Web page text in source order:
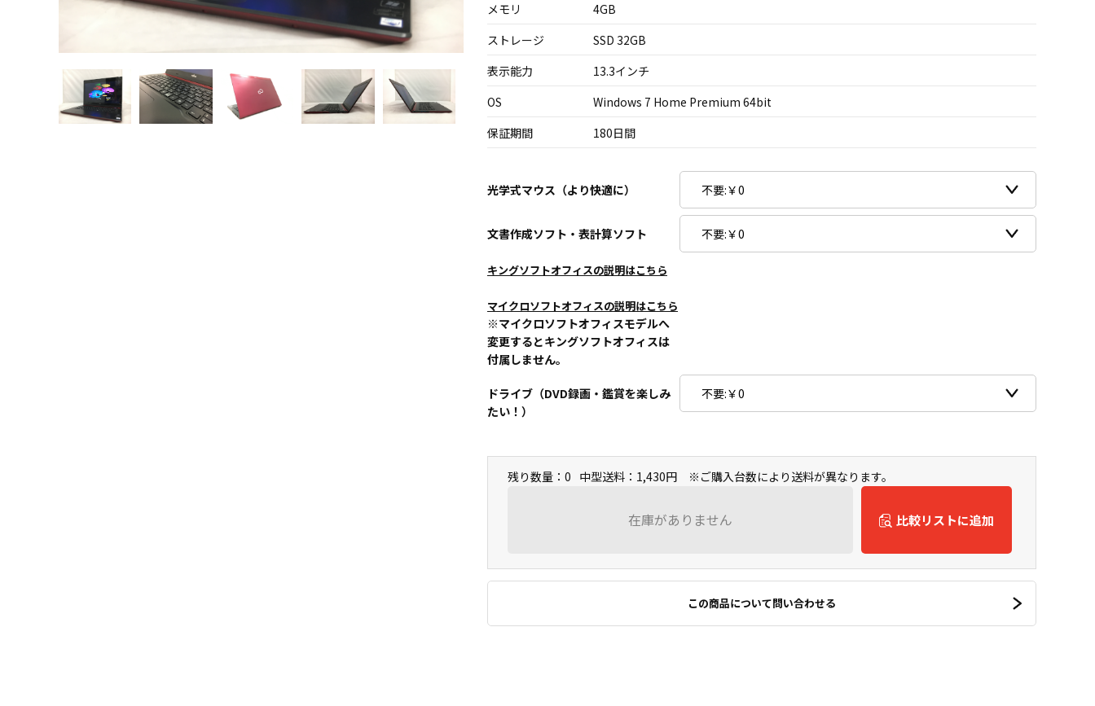
メモリ
4GB
ストレージ
SSD 32GB
表示能力
13.3インチ
OS
Windows 7 Home Premium 64bit
保証期間
180日間
光学式マウス（より快適に）
文書作成ソフト・表計算ソフト
キングソフトオフィスの説明はこちら
マイクロソフトオフィスの説明はこちら
※マイクロソフトオフィスモデルへ
変更するとキングソフトオフィスは
付属しません。
ドライブ（DVD録画・鑑賞を楽しみ
たい！）
残り数量：0 中型送料：1,430円 ※ご購入台数により送料が異なります。
在庫がありません 比較リストに追加
この商品について問い合わせる